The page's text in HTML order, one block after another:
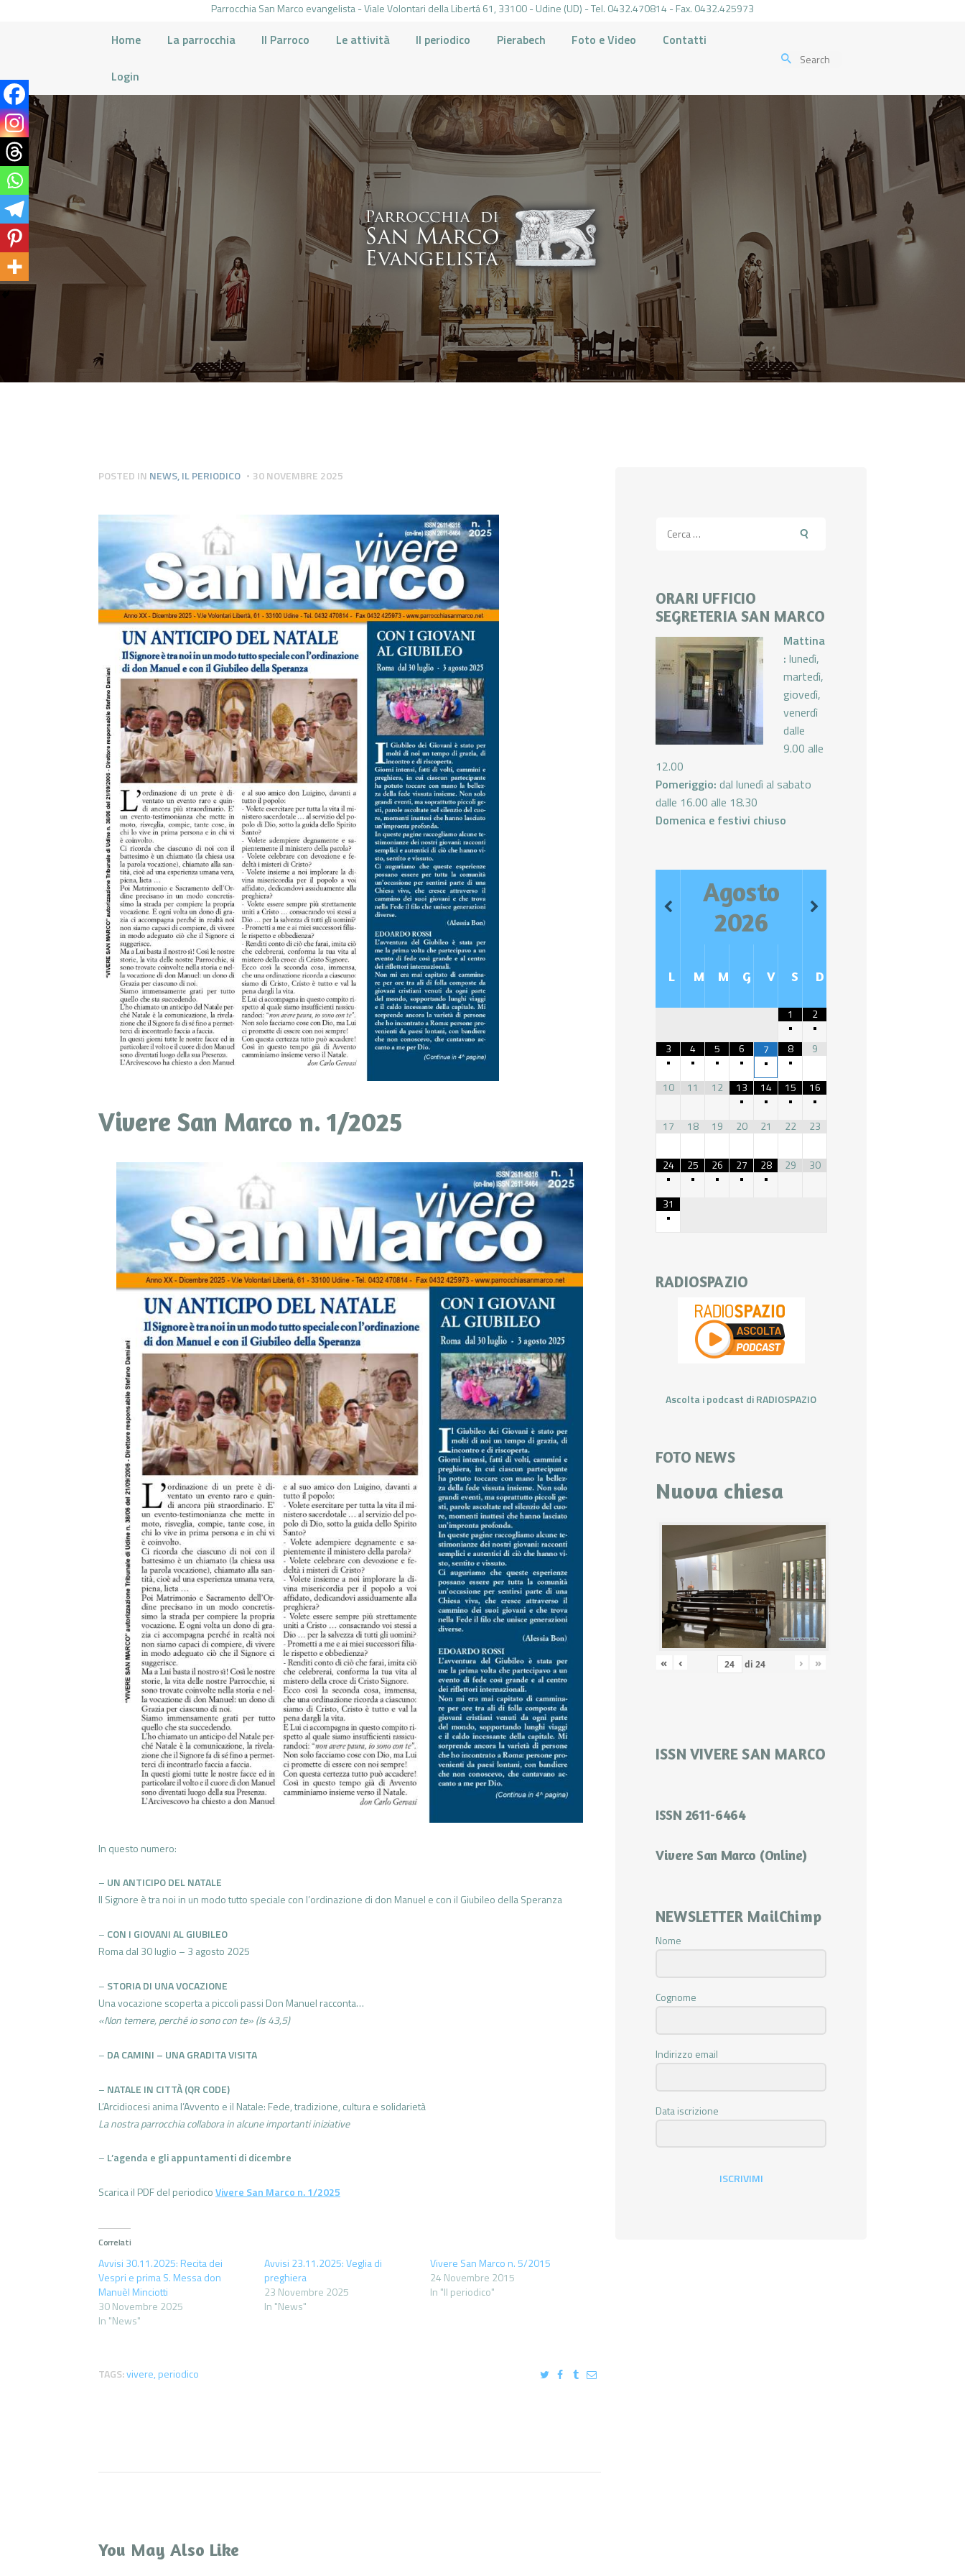
Parrocchia San Marco evangelista - Viale Volontari della Libertá 61, 33100 - Udine (UD) - Tel. 0432.470814 - Fax. 0432.425973
Home La parrocchia Il Parroco Le attività Il periodico Pierabech Foto e Video Contatti
Login
HOME
LA PARROCCHIA
IL PARROCO
LE ATTIVITÀ
IL PERIODICO
PIERABECH
FOTO E VIDEO
CONTATTI
POSTED IN NEWS,IL PERIODICO 30 NOVEMBRE 2025
Vivere San Marco n. 1/2025
In questo numero:
– UN ANTICIPO DEL NATALE
Il Signore è tra noi in un modo tutto speciale con l’ordinazione di don Manuel e con il Giubileo della Speranza
– CON I GIOVANI AL GIUBILEO
Roma dal 30 luglio – 3 agosto 2025
– STORIA DI UNA VOCAZIONE
Una vocazione scoperta a piccoli passi Don Manuel racconta…
«Non temere, perché io sono con te» (Is 43,5)
– DA CAMINI – UNA GRADITA VISITA
– NATALE IN CITTÀ (QR CODE)
L’Arcidiocesi anima l’Avvento e il Natale: Fede, tradizione, cultura e solidarietà
La nostra parrocchia collabora in alcune importanti iniziative
– L’agenda e gli appuntamenti di dicembre
Scarica il PDF del periodicoVivere San Marco n. 1/2025
Correlati
Avvisi 30.11.2025: Recita dei
Vespri e prima S. Messa don
Manuèl Minciotti
30 Novembre 2025
In "News"
Avvisi 23.11.2025: Veglia di
preghiera
23 Novembre 2025
In "News"
Vivere San Marco n. 5/2015
24 Novembre 2015
In "Il periodico"
TAGS:vivere, periodico
You May Also Like
per:
ORARI UFFICIO
SEGRETERIA SAN MARCO
Mattina
: lunedì,
martedì,
giovedì,
venerdì
dalle
9.00 alle
12.00
Pomeriggio: dal lunedì al sabato
dalle 16.00 alle 18.30
Domenica e festivi chiuso
Agosto
2026
L M M G V S D
1
•
2
•
3
•
4
•
5
•
6
•
7
•
8
•
9
10 11 12
13
•
14
•
15
•
16
•
17
18 19 20 21 22 23
24
•
25
•
26
•
27
•
28
•
29 30
31
•
RADIOSPAZIO
Ascolta i podcast di RADIOSPAZIO
FOTO NEWS
Nuova chiesa
« ‹ di 24 › »
ISSN VIVERE SAN MARCO
ISSN 2611-6464
Vivere San Marco (Online)
NEWSLETTER MailChimp
Nome
Cognome
Indirizzo email
Data iscrizione
ISCRIVIMI